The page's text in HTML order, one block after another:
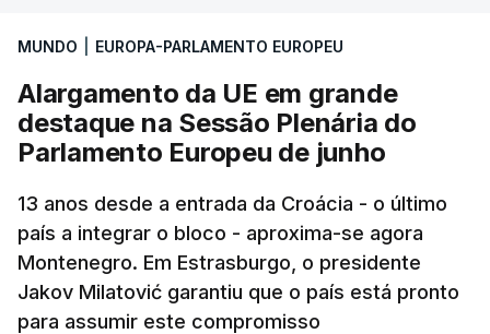
MUNDO EUROPA-PARLAMENTO EUROPEU
Alargamento da UE em grande
destaque na Sessão Plenária do
Parlamento Europeu de junho
13 anos desde a entrada da Croácia - o último
país a integrar o bloco - aproxima-se agora
Montenegro. Em Estrasburgo, o presidente
Jakov Milatović garantiu que o país está pronto
para assumir este compromisso